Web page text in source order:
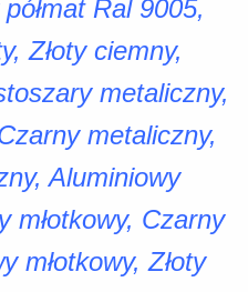
Ral 9005,
Złoty ciemny,
metaliczny,
metaliczny,
Aluminiowy
młotkowy, Czarny
młotkowy, Złoty